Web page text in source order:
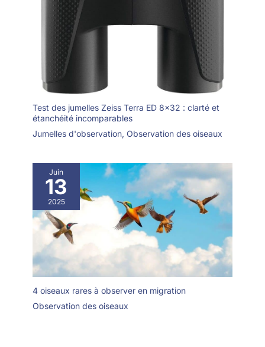
Test des jumelles Zeiss Terra ED 8×32 : clarté et
étanchéité incomparables
Jumelles d'observation, Observation des oiseaux
Juin
13
2025
4 oiseaux rares à observer en migration
Observation des oiseaux